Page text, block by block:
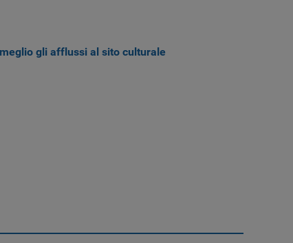
gli afflussi al sito culturale